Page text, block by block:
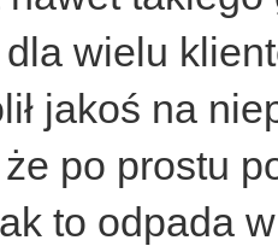
wielu
jakoś na
że po prostu
to odpada